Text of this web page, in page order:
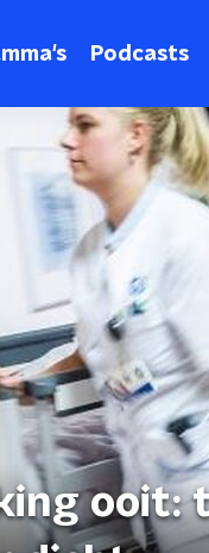
Podcasts
ooit: